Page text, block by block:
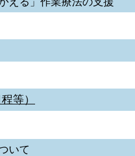
等）
いて